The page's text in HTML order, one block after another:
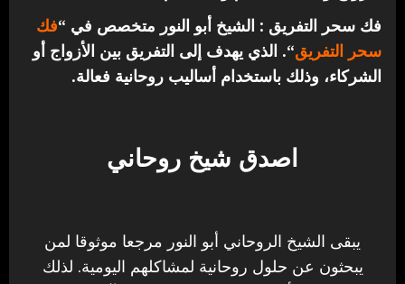
فك سحر التفريق : الشيخ أبو النور متخصص في “فك
سحر التفريق“. الذي يهدف إلى التفريق بين الأزواج أو
الشركاء، وذلك باستخدام أساليب روحانية فعالة.
اصدق شيخ روحاني
يبقى الشيخ الروحاني أبو النور مرجعا موثوقا لمن
يبحثون عن حلول روحانية لمشاكلهم اليومية. لذلك